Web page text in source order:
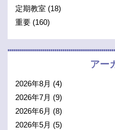
定期教室 (18)
重要 (160)
アー
2026年8月 (4)
2026年7月 (9)
2026年6月 (8)
2026年5月 (5)